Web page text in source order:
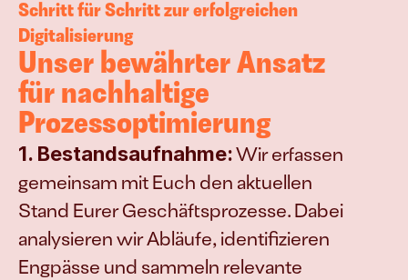
Schritt für Schritt zur erfolgreichen
Digitalisierung
Unser bewährter Ansatz
für nachhaltige
Prozessoptimierung
1. Bestandsaufnahme: Wir erfassen
gemeinsam mit Euch den aktuellen
Stand Eurer Geschäftsprozesse. Dabei
analysieren wir Abläufe, identifizieren
Engpässe und sammeln relevante